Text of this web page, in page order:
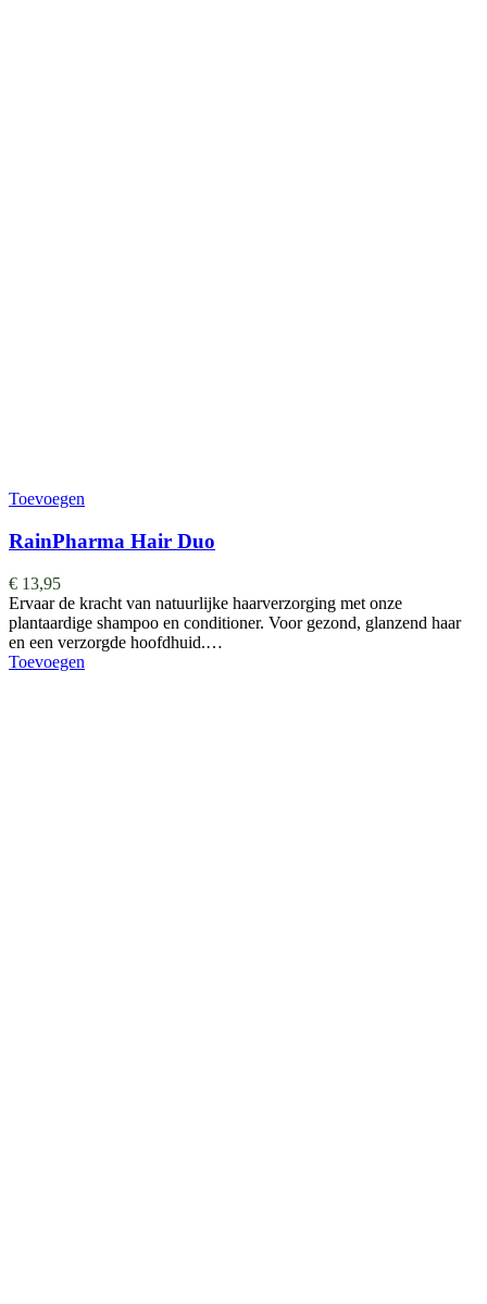
Toevoegen
RainPharma Hair Duo
€ 13,95
Ervaar de kracht van natuurlijke haarverzorging met onze
plantaardige shampoo en conditioner. Voor gezond, glanzend haar
en een verzorgde hoofdhuid.…
Toevoegen